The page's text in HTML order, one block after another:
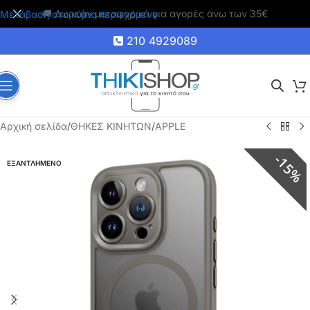
Μετάβαση στο κύριο περιεχόμενο
🚚 Δωρεάν μεταφορικά για αγορές άνω των 35€
210 4929089
Αρχική σελίδα/ΘΗΚΕΣ ΚΙΝΗΤΩΝ/APPLE
ΕΞΑΝΤΛΗΜΕΝΟ 15%